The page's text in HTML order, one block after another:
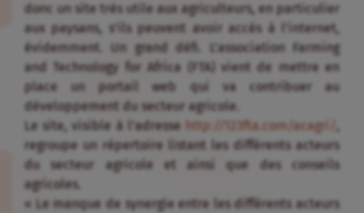
donc un site très utile aux agriculteurs, en particulier
aux paysans, s’ils peuvent avoir accès à l’internet,
évidemment. Un grand défi. L’association Farming
and Technology for Africa (FTA) vient de mettre en
place un portail web qui va contribuer au
développement du secteur agricole.
Le site, visible à l’adresse http://123fta.com/acagri/
regroupe un répertoire listant les différents acteurs
du secteur agricole et ainsi que des conseils
agricoles.
« Le manque de synergie entre les différents acteurs